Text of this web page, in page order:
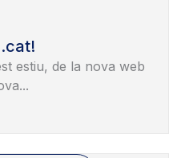
estiu, de la nova web